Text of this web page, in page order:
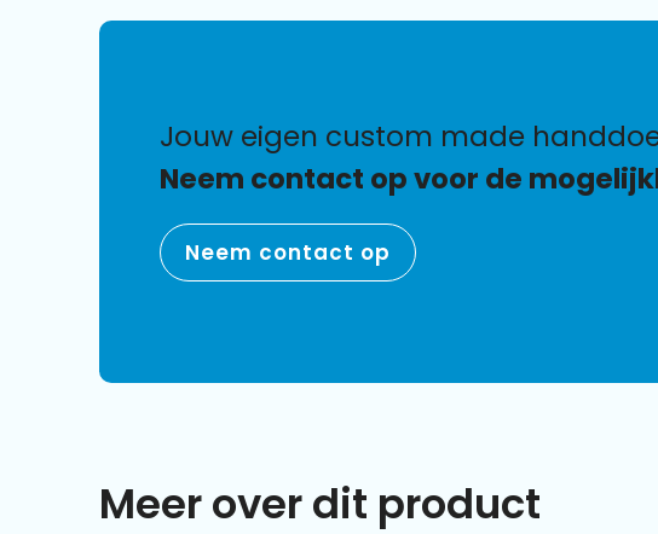
jouw eigen custom made
Neem contact op voor de
Neem contact op
Meer over dit product